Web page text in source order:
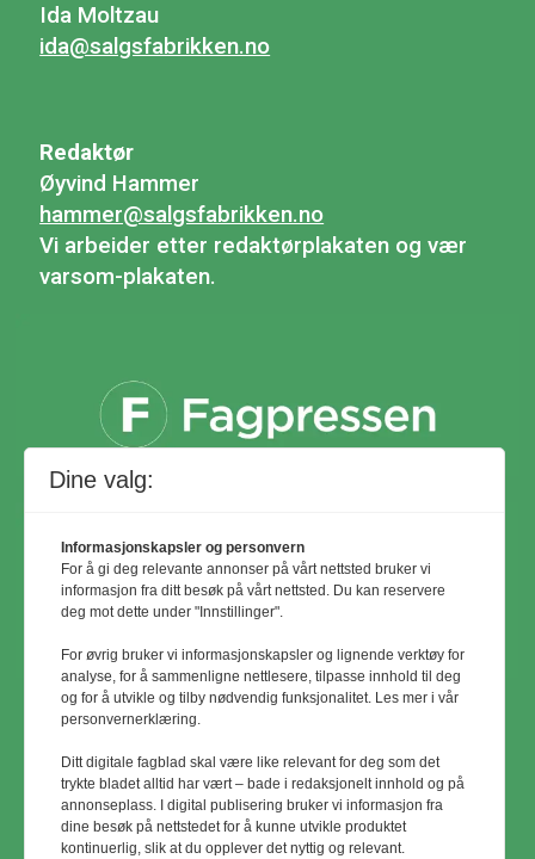
Ida Moltzau
ida@salgsfabrikken.no
Redaktør
Øyvind Hammer
hammer@salgsfabrikken.no
Vi arbeider etter redaktørplakaten og vær
varsom-plakaten.
© Utemiljø24 & Idrettsanlegg 2024
Materialet er vernet etter åndsverkloven.
Uten uttrykkelig samtykke er
eksemplarfremstilling bare tillatt når det er
Dine valg:
Informasjonskapsler og personvern
For å gi deg relevante annonser på vårt nettsted bruker vi
informasjon fra ditt besøk på vårt nettsted. Du kan reservere
deg mot dette under "Innstillinger".
For øvrig bruker vi informasjonskapsler og lignende verktøy for
analyse, for å sammenligne nettlesere, tilpasse innhold til deg
og for å utvikle og tilby nødvendig funksjonalitet. Les mer i vår
personvernerklæring.
Ditt digitale fagblad skal være like relevant for deg som det
trykte bladet alltid har vært – bade i redaksjonelt innhold og på
annonseplass. I digital publisering bruker vi informasjon fra
dine besøk på nettstedet for å kunne utvikle produktet
kontinuerlig, slik at du opplever det nyttig og relevant.